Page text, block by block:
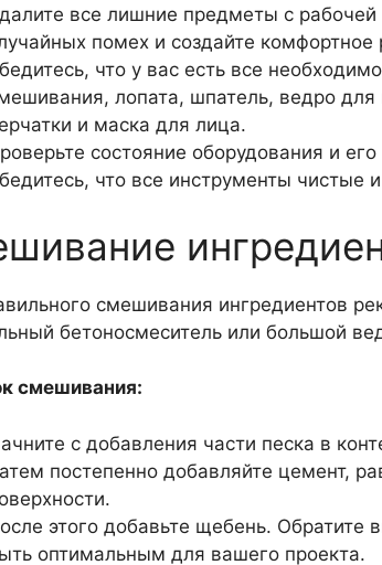
все лишние предметы с рабочей
помех и создайте комфортное
что у вас есть все
лопата, шпатель, ведро
и маска для лица.
состояние оборудования и
что все инструменты чистые
смешивания ингредиентов
бетоносмеситель или большой
смешивания:
с добавления части песка в
постепенно добавляйте цемент,
этого добавьте щебень.
оптимальным для вашего проекта.